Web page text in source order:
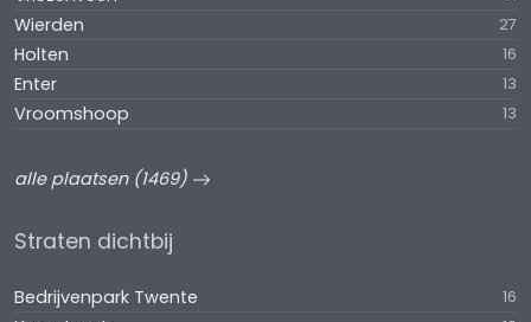
Wierden 27
Holten 16
Enter 13
Vroomshoop 13
alle plaatsen (1469)
Straten dichtbij
Bedrijvenpark Twente 16